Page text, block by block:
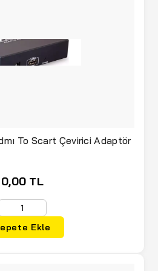
To Scart Çevirici Adaptör
0,00 TL
Ekle